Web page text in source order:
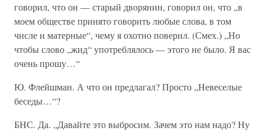
говорил, что он — старый дворянин, говорил он, что „в
моем обществе принято говорить любые слова, в том
числе и матерные“, чему я охотно поверил. (Смех.) „Но
чтобы слово „жид“ употреблялось — этого не было. Я вас
очень прошу…“
Ю. Флейшман. А что он предлагал? Просто „Невеселые
беседы…“?
БНС. Да. „Давайте это выбросим. Зачем это нам надо? Ну